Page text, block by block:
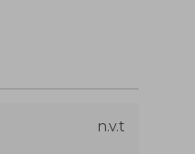
n.v.t